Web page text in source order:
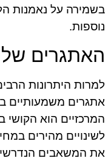
בשמירה על נאמנות
נוספות.
האתגרים של
למרות היתרונות
אתגרים משמעותיים
המרכזיים הוא
לשינויים מהירים
את המשאבים